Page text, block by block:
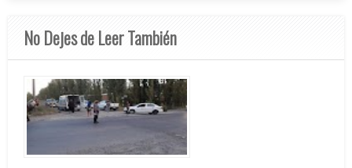
No Dejes de Leer También